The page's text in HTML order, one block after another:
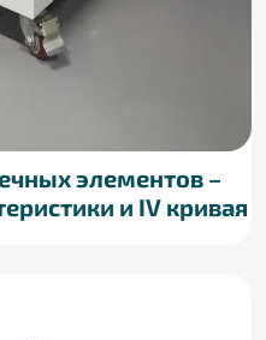
элементов –
и IV кривая